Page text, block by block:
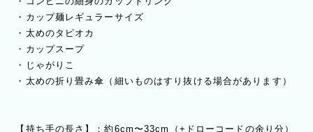
・カップ麺レギュラーサイズ
・太めのタピオカ
・カップスープ
・じゃがりこ
・太めの折り畳み傘（細いものはすり抜ける場合があります）
【持ち手の長さ】：約6cm〜33cm（+ドローコードの余り分）